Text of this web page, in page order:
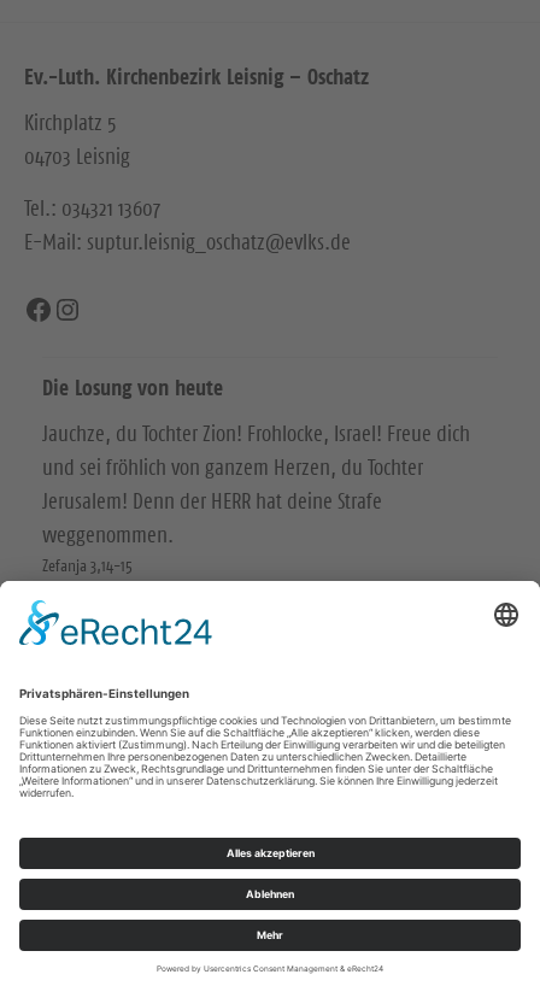
Ev.-Luth. Kirchenbezirk Leisnig – Oschatz
Kirchplatz 5
04703 Leisnig
Tel.: 034321 13607
E-Mail: suptur.leisnig_oschatz@evlks.de
Facebook
Instagram
Die Losung von heute
Jauchze, du Tochter Zion! Frohlocke, Israel! Freue dich
und sei fröhlich von ganzem Herzen, du Tochter
Jerusalem! Denn der HERR hat deine Strafe
weggenommen.
Zefanja 3,14-15
Christus ist gekommen und hat im Evangelium Frieden
verkündigt euch, die ihr fern wart, und Frieden denen,
Epheser 2,17
© Evangelische Brüder-Unität – Herrnhuter Brüdergemeine
Weitere Informationen finden Sie hier
© Ev.-Luth. Kirchenbezirk Leisnig-Oschatz 2026